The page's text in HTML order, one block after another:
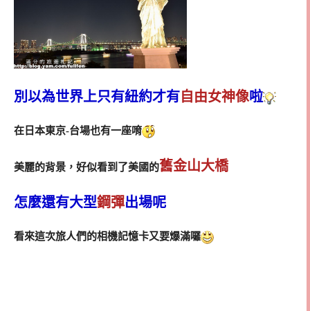
別以為世界上只有紐約才有 自由女神像啦
在日本東京-台場也有一座唷
美麗的背景，好似看到了美國的舊金山大橋
怎麼還有大型鋼彈出場呢
看來這次旅人們的相機記憶卡又要爆滿囉